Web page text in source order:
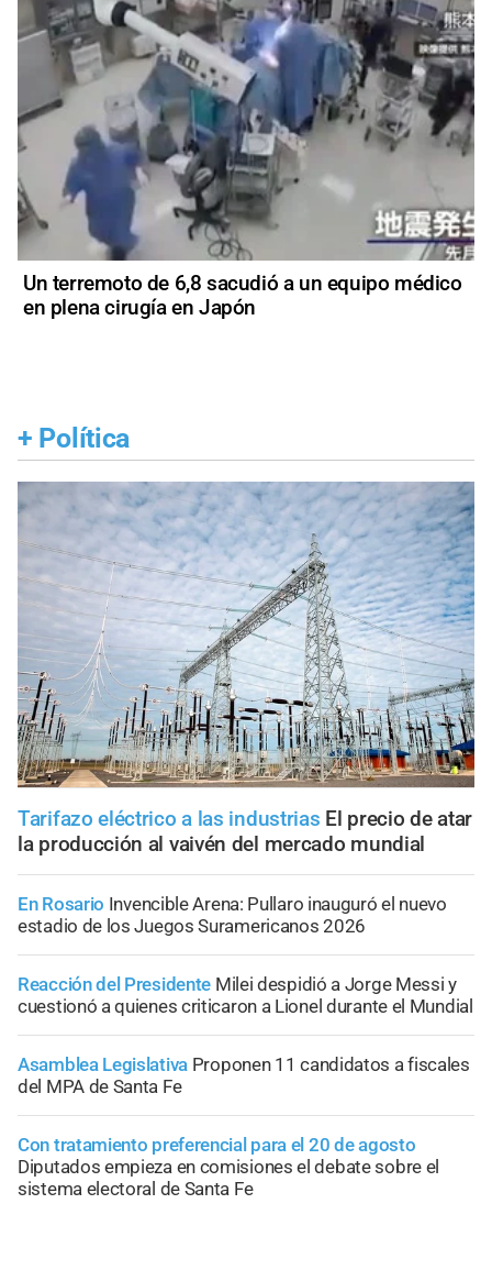
Un terremoto de 6,8 sacudió a un equipo médico
en plena cirugía en Japón
+ Política
Tarifazo eléctrico a las industrias El precio de atar
la producción al vaivén del mercado mundial
En Rosario Invencible Arena: Pullaro inauguró el nuevo
estadio de los Juegos Suramericanos 2026
Reacción del Presidente Milei despidió a Jorge Messi y
cuestionó a quienes criticaron a Lionel durante el Mundial
Asamblea Legislativa Proponen 11 candidatos a fiscales
del MPA de Santa Fe
Con tratamiento preferencial para el 20 de agosto
Diputados empieza en comisiones el debate sobre el
sistema electoral de Santa Fe